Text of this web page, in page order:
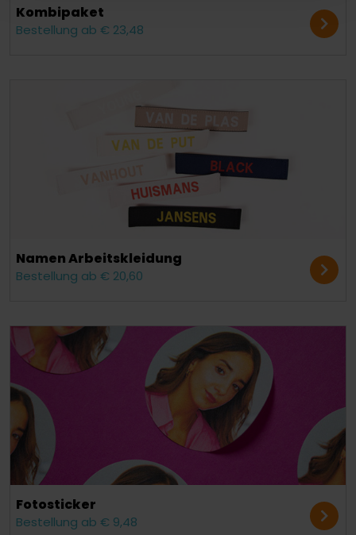
Kombipaket
Bestellung ab € 23,48
Namen Arbeitskleidung
Bestellung ab € 20,60
Fotosticker
Bestellung ab € 9,48